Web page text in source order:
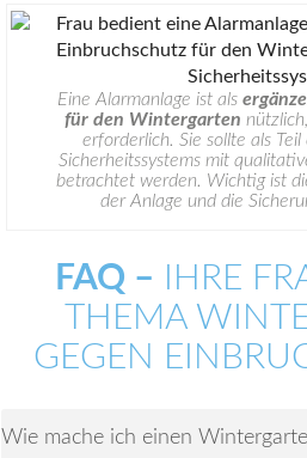
Eine Alarmanlage ist als
für den Wintergarten
erforderlich. Sie sollte als
Sicherheitssystems mit
betrachtet werden. Wichtig ist
der Anlage und die
FAQ – IHRE
THEMA
GEGEN
Wie mache ich einen